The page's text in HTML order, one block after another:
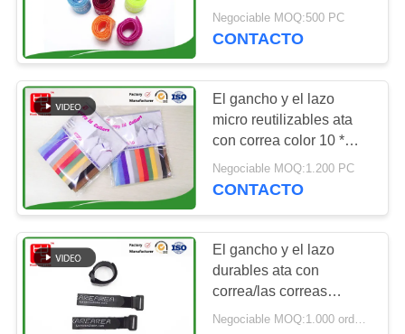
MAPA
DEL
SITIO
POLÍTICA
PRIVACIDAD
gancho para productos
de supermercado
Negociable MOQ:500 PC
CONTACTO
El gancho y el lazo
micro reutilizables ata
con correa color 10 *
350m m de los cuellos
del animal doméstico
Negociable MOQ:1.200 PC
CONTACTO
El gancho y el lazo
durables ata con
correa/las correas
convenientes de la
Negociable MOQ:1.000 ordenadores